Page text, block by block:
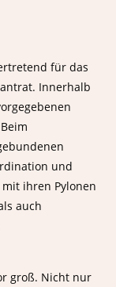
für das
Innerhalb
und
mit ihren Pylonen
auch
groß. Nicht nur